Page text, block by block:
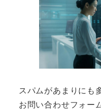
スパムがあまりにも
お問い合わせフォー